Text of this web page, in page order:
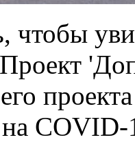
чтобы
COVID-